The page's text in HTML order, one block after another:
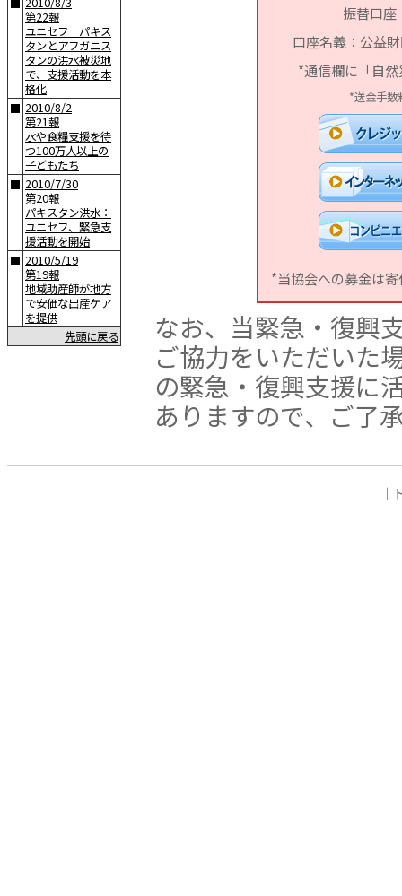
■
第22報
ユニセフ パキス
タンとアフガニス
タンの洪水被災地
で、支援活動を本
格化
■ 2010/8/2
第21報
水や食糧支援を待
つ100万人以上の
子どもたち
■ 2010/7/30
第20報
パキスタン洪水：
ユニセフ、緊急支
援活動を開始
■ 2010/5/19
第19報
地域助産師が地方
で安価な出産ケア
を提供
先頭に戻る
振替口座
口座名義：公益
*通信欄に「自
*送金手数
*当協会への募金は
なお、当緊急・復興
ご協力をいただいた
の緊急・復興支援に
ありますので、ご了
｜